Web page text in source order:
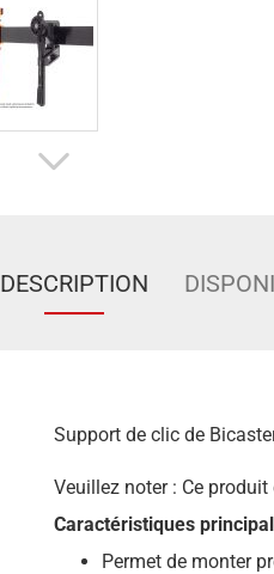
DESCRIPTION
Support de clic de
Veuillez noter : Ce
Caractéristiques
Permet de monter